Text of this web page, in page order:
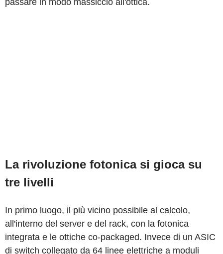
La rivoluzione fotonica si gioca su
tre livelli
In primo luogo, il più vicino possibile al calcolo,
all'interno del server e del rack, con la fotonica
integrata e le ottiche co-packaged. Invece di un ASIC
di switch collegato da 64 linee elettriche a moduli